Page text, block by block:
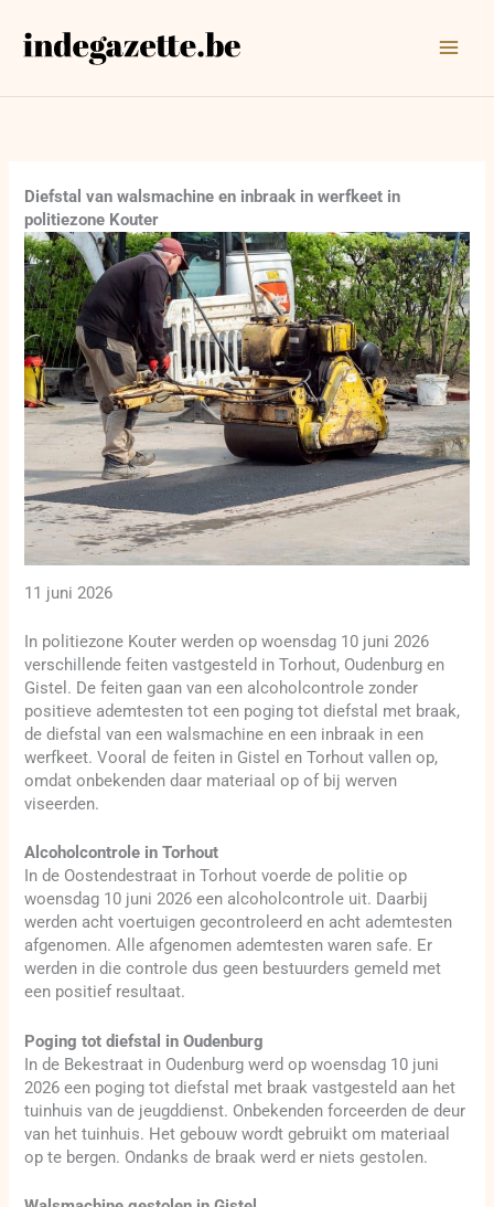
naar
Diefstal van walsmachine en inbraak in werfkeet in
politiezone Kouter
11 juni 2026
In politiezone Kouter werden op woensdag 10 juni 2026
verschillende feiten vastgesteld in Torhout, Oudenburg en
Gistel. De feiten gaan van een alcoholcontrole zonder
positieve ademtesten tot een poging tot diefstal met braak,
de diefstal van een walsmachine en een inbraak in een
werfkeet. Vooral de feiten in Gistel en Torhout vallen op,
omdat onbekenden daar materiaal op of bij werven
viseerden.
Alcoholcontrole in Torhout
In de Oostendestraat in Torhout voerde de politie op
woensdag 10 juni 2026 een alcoholcontrole uit. Daarbij
werden acht voertuigen gecontroleerd en acht ademtesten
afgenomen. Alle afgenomen ademtesten waren safe. Er
werden in die controle dus geen bestuurders gemeld met
een positief resultaat.
Poging tot diefstal in Oudenburg
In de Bekestraat in Oudenburg werd op woensdag 10 juni
2026 een poging tot diefstal met braak vastgesteld aan het
tuinhuis van de jeugddienst. Onbekenden forceerden de deur
van het tuinhuis. Het gebouw wordt gebruikt om materiaal
op te bergen. Ondanks de braak werd er niets gestolen.